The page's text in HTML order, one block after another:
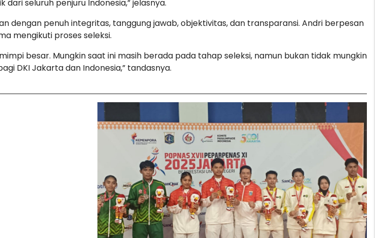
seluruh penjuru Indonesia,” jelasnya.
dengan penuh integritas, tanggung jawab, objektivitas, dan transparansi. Andri berpesan
mengikuti proses seleksi.
besar. Mungkin saat ini masih berada pada tahap seleksi, namun bukan tidak mungkin
DKI Jakarta dan Indonesia,” tandasnya.